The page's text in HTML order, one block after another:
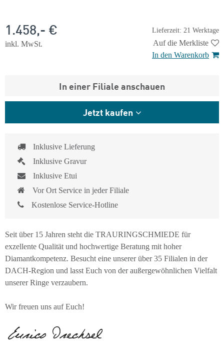
Lieferzeit: 21 Werktage
1.458,- €
inkl. MwSt.
Auf die Merkliste
In den Warenkorb
In einer Filiale anschauen
Jetzt kaufen
Inklusive Lieferung
Inklusive Gravur
Inklusive Etui
Vor Ort Service in jeder Filiale
Kostenlose Service-Hotline
Seit über 15 Jahren steht die TRAURINGSCHMIEDE für
exzellente Qualität und hochwertige Beratung mit hoher
Diamantkompetenz. Besucht eine unserer über 35 Filialen in der
DACH-Region und lasst Euch von der außergewöhnlichen Vielfalt
unserer Ringe verzaubern.
Wir freuen uns auf Euch!